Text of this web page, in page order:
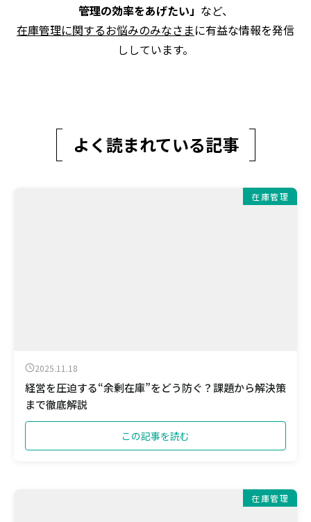
管理の効率をあげたい」 など、
在庫管理に関するお悩みのみなさまに有益な情報を発信
ししています。
よく読まれている記事
在庫管理
2025.11.18
経営を圧迫する“余剰在庫”をどう防ぐ？課題から解決策
まで徹底解説
この記事を読む
在庫管理